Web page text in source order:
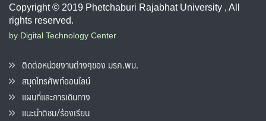
Copyright © 2019 Phetchaburi Rajabhat University , All
rights reserved.
by Digital Technology Center
ติดต่อหน่วยงานต่างๆของ มรภ.พบ.
สมุดโทรศัพท์ออนไลน์
แผนที่และการเดินทาง
แนะนำติชม/ร้องเรียน